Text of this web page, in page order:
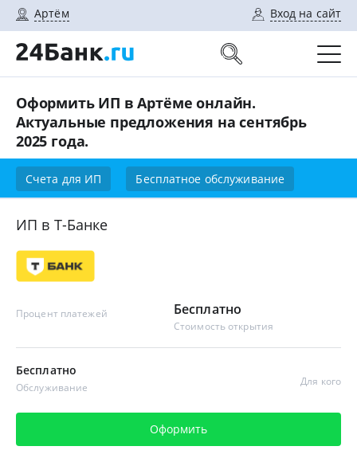
Артём Вход на сайт
Оформить ИП в Артёме онлайн.
Актуальные предложения на сентябрь
2025 года.
Счета для ИП Бесплатное обслуживание
ИП в Т-Банке
Процент платежей Бесплатно
Стоимость открытия
Бесплатно
Обслуживание Для кого
Оформить